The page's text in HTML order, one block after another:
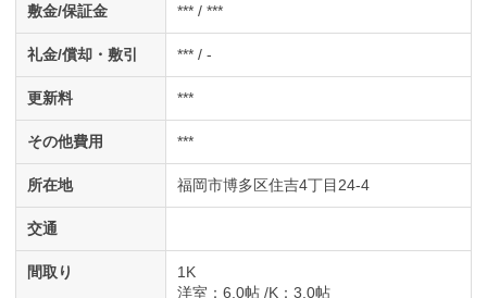
敷金/保証金 *** / ***
礼金/償却・敷引 *** / -
更新料 ***
その他費用 ***
所在地 福岡市博多区住吉4丁目24-4
交通
間取り
1K
洋室 ：6.0帖 K ：3.0帖